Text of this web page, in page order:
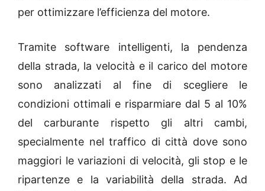
per ottimizzare l’efficienza del motore.
Tramite software intelligenti, la pendenza
della strada, la velocità e il carico del motore
sono analizzati al fine di scegliere le
condizioni ottimali e risparmiare dal 5 al 10%
del carburante rispetto gli altri cambi,
specialmente nel traffico di città dove sono
maggiori le variazioni di velocità, gli stop e le
ripartenze e la variabilità della strada. Ad